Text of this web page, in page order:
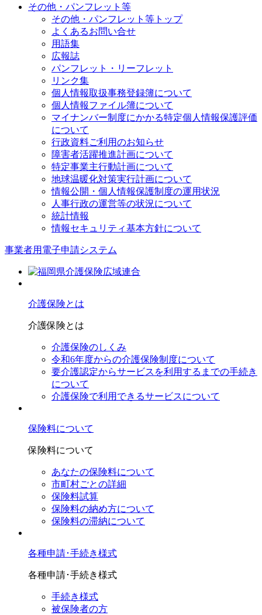
その他・パンフレット等
その他・パンフレット等トップ
よくあるお問い合せ
用語集
広報誌
パンフレット・リーフレット
リンク集
個人情報取扱事務登録簿について
個人情報ファイル簿について
マイナンバー制度にかかる特定個人情報保護評価
について
行政資料ご利用のお知らせ
障害者活躍推進計画について
特定事業主行動計画について
地球温暖化対策実行計画について
情報公開・個人情報保護制度の運用状況
人事行政の運営等の状況について
統計情報
情報セキュリティ基本方針について
事業者用電子申請システム
介護保険とは
介護保険とは
介護保険のしくみ
令和6年度からの介護保険制度について
要介護認定からサービスを利⽤するまでの⼿続き
について
介護保険で利⽤できるサービスについて
保険料について
保険料について
あなたの保険料について
市町村ごとの詳細
保険料試算
保険料の納め方について
保険料の滞納について
各種申請･手続き様式
各種申請･手続き様式
手続き様式
被保険者の方